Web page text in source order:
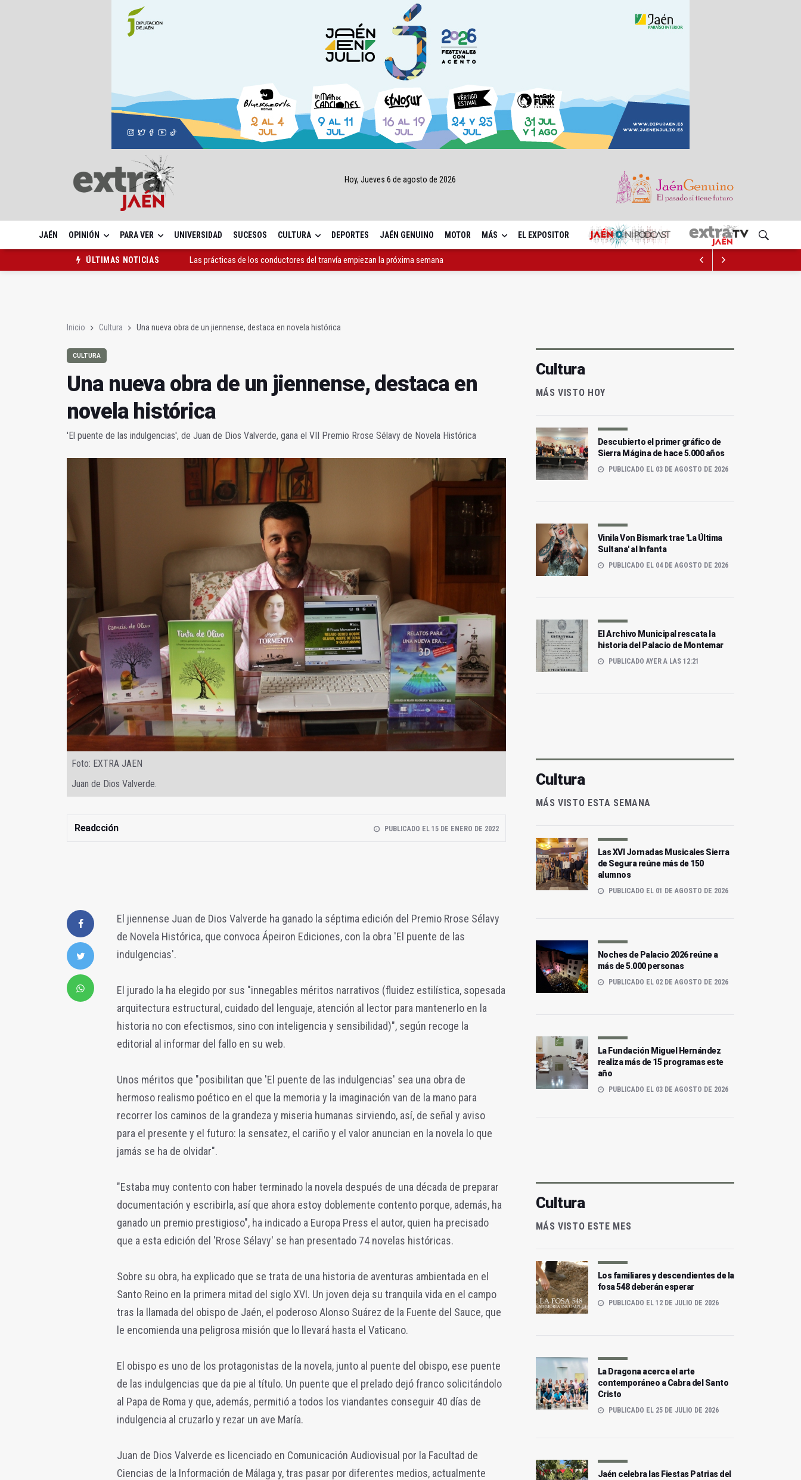
Hoy, Jueves 6 de agosto de 2026
JAÉN OPINIÓN PARA VER UNIVERSIDAD SUCESOS CULTURA DEPORTES JAÉN GENUINO MOTOR MÁS EL EXPOSITOR
ÚLTIMAS NOTICIAS
Las prácticas de los conductores del tranvía empiezan la próxima semana
Inicio Cultura Una nueva obra de un jiennense, destaca en novela histórica
CULTURA
Una nueva obra de un jiennense, destaca en
novela histórica
'El puente de las indulgencias', de Juan de Dios Valverde, gana el VII Premio Rrose Sélavy de Novela Histórica
Foto: EXTRA JAEN
Juan de Dios Valverde.
Readcción PUBLICADO EL 15 DE ENERO DE 2022
El jiennense Juan de Dios Valverde ha ganado la séptima edición del Premio Rrose Sélavy
de Novela Histórica, que convoca Ápeiron Ediciones, con la obra 'El puente de las
indulgencias'.
El jurado la ha elegido por sus "innegables méritos narrativos (fluidez estilística, sopesada
arquitectura estructural, cuidado del lenguaje, atención al lector para mantenerlo en la
historia no con efectismos, sino con inteligencia y sensibilidad)", según recoge la
editorial al informar del fallo en su web.
Unos méritos que "posibilitan que 'El puente de las indulgencias' sea una obra de
hermoso realismo poético en el que la memoria y la imaginación van de la mano para
recorrer los caminos de la grandeza y miseria humanas sirviendo, así, de señal y aviso
para el presente y el futuro: la sensatez, el cariño y el valor anuncian en la novela lo que
jamás se ha de olvidar".
"Estaba muy contento con haber terminado la novela después de una década de preparar
documentación y escribirla, así que ahora estoy doblemente contento porque, además, ha
ganado un premio prestigioso", ha indicado a Europa Press el autor, quien ha precisado
que a esta edición del 'Rrose Sélavy' se han presentado 74 novelas históricas.
Sobre su obra, ha explicado que se trata de una historia de aventuras ambientada en el
Santo Reino en la primera mitad del siglo XVI. Un joven deja su tranquila vida en el campo
tras la llamada del obispo de Jaén, el poderoso Alonso Suárez de la Fuente del Sauce, que
le encomienda una peligrosa misión que lo llevará hasta el Vaticano.
El obispo es uno de los protagonistas de la novela, junto al puente del obispo, ese puente
de las indulgencias que da pie al título. Un puente que el prelado dejó franco solicitándolo
al Papa de Roma y que, además, permitió a todos los viandantes conseguir 40 días de
indulgencia al cruzarlo y rezar un ave María.
Juan de Dios Valverde es licenciado en Comunicación Audiovisual por la Facultad de
Ciencias de la Información de Málaga y, tras pasar por diferentes medios, actualmente
Cultura
MÁS VISTO HOY
Descubierto el primer gráfico de
Sierra Mágina de hace 5.000 años
PUBLICADO EL 03 DE AGOSTO DE 2026
Vinila Von Bismark trae 'La Última
Sultana' al Infanta
PUBLICADO EL 04 DE AGOSTO DE 2026
El Archivo Municipal rescata la
historia del Palacio de Montemar
PUBLICADO AYER A LAS 12:21
Cultura
MÁS VISTO ESTA SEMANA
Las XVI Jornadas Musicales Sierra
de Segura reúne más de 150
alumnos
PUBLICADO EL 01 DE AGOSTO DE 2026
Noches de Palacio 2026 reúne a
más de 5.000 personas
PUBLICADO EL 02 DE AGOSTO DE 2026
La Fundación Miguel Hernández
realiza más de 15 programas este
año
PUBLICADO EL 03 DE AGOSTO DE 2026
Cultura
MÁS VISTO ESTE MES
Los familiares y descendientes de la
fosa 548 deberán esperar
PUBLICADO EL 12 DE JULIO DE 2026
La Dragona acerca el arte
contemporáneo a Cabra del Santo
Cristo
PUBLICADO EL 25 DE JULIO DE 2026
Jaén celebra las Fiestas Patrias del